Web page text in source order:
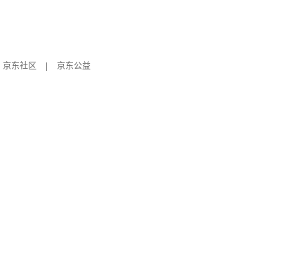
京东社区
京东公益